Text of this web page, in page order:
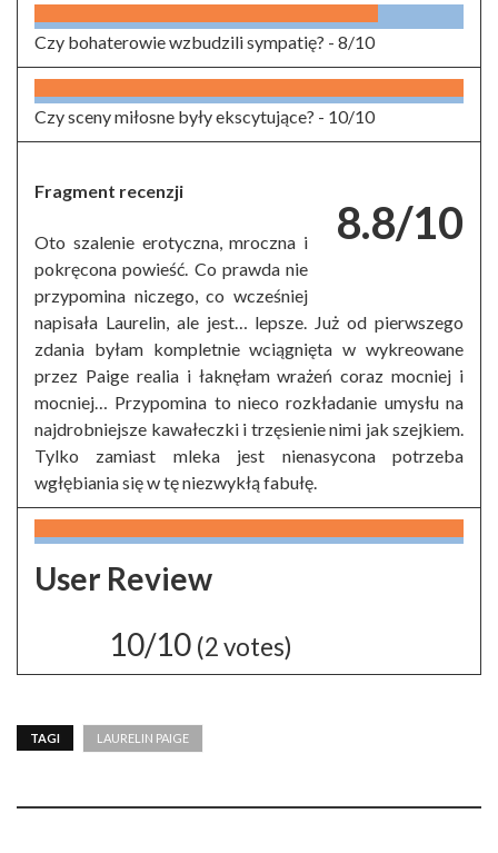
Czy bohaterowie wzbudzili sympatię? - 8/10
Czy sceny miłosne były ekscytujące? - 10/10
8.8/10
Fragment recenzji
Oto szalenie erotyczna, mroczna i
pokręcona powieść. Co prawda nie
przypomina niczego, co wcześniej
napisała Laurelin, ale jest… lepsze. Już od pierwszego
zdania byłam kompletnie wciągnięta w wykreowane
przez Paige realia i łaknęłam wrażeń coraz mocniej i
mocniej… Przypomina to nieco rozkładanie umysłu na
najdrobniejsze kawałeczki i trzęsienie nimi jak szejkiem.
Tylko zamiast mleka jest nienasycona potrzeba
wgłębiania się w tę niezwykłą fabułę.
User Review
10/10 (2votes)
TAGI LAURELIN PAIGE